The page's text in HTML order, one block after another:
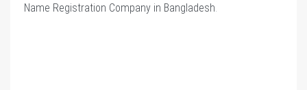
Name Registration Company in Bangladesh.